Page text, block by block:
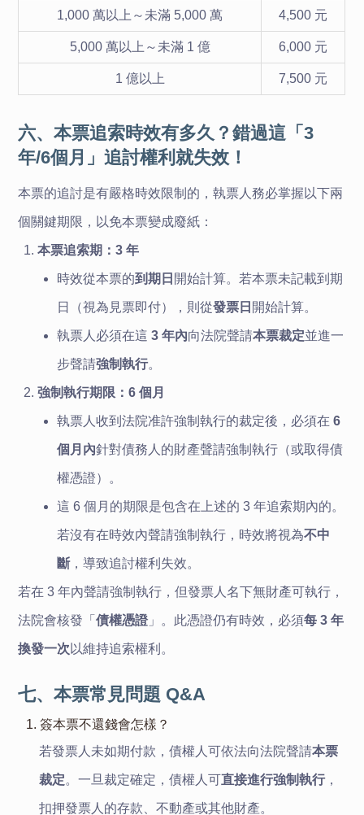
1,000 萬以上～未滿 5,000 萬 4,500 元
5,000 萬以上～未滿 1 億 6,000 元
1 億以上 7,500 元
六、本票追索時效有多久？錯過這「3
年/6個月」追討權利就失效！
本票的追討是有嚴格時效限制的，執票人務必掌握以下兩
個關鍵期限，以免本票變成廢紙：
本票追索期：3 年
時效從本票的到期日 開始計算。若本票未記載到期
日（視為見票即付），則從發票日 開始計算。
執票人必須在這3 年內向法院聲請本票裁定並進一
步聲請強制執行。
強制執行期限：6 個月
執票人收到法院准許強制執行的裁定後，必須在6
個月內針對債務人的財產聲請強制執行（或取得債
權憑證）。
這 6 個月的期限是包含在上述的 3 年追索期內的。
若沒有在時效內聲請強制執行，時效將視為不中
斷，導致追討權利失效。
若在 3 年內聲請強制執行，但發票人名下無財產可執行，
法院會核發「債權憑證」。此憑證仍有時效，必須每 3 年
換發一次 以維持追索權利。
七、本票常見問題 Q&A
1. 簽本票不還錢會怎樣？
若發票人未如期付款，債權人可依法向法院聲請本票
裁定。一旦裁定確定，債權人可直接進行強制執行，
扣押發票人的存款、不動產或其他財產。